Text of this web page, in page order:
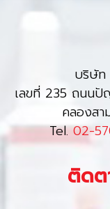
บริษัท
เลขที่ 235 ถนนปั
คลองสา
Tel.02-
ติดต